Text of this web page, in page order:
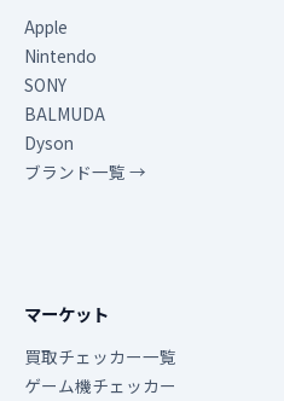
Apple
Nintendo
SONY
BALMUDA
Dyson
ブランド一覧 →
マーケット
買取チェッカー一覧
ゲーム機チェッカー